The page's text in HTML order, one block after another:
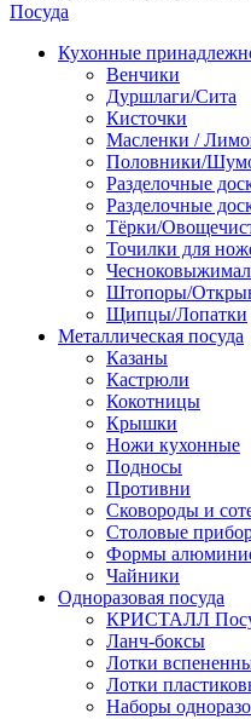
Посуда
Кухонные
Венчики
Дуршлаги/Сита
Кисточки
Масленки /
Половники/
Разделочные
Разделочные
Тёрки/
Точилки для
Штопоры/
Щипцы/Лопатки
Металлическая посуда
Казаны
Кастрюли
Кокотницы
Крышки
Ножи кухонные
Подносы
Противни
Сковороды и
Столовые
Формы
Чайники
Одноразовая посуда
КРИСТАЛЛ
Ланч-боксы
Лотки
Лотки
Наборы